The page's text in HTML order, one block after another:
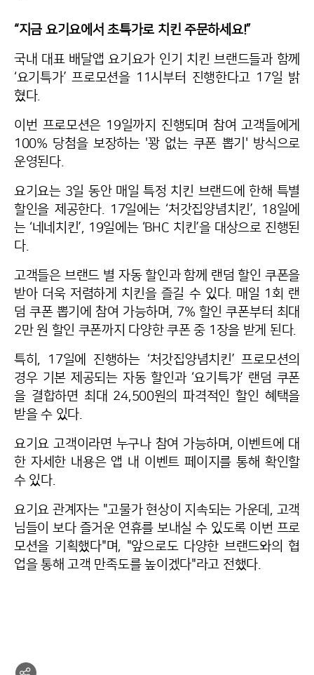
“지금 요기요에서 초특가로 치킨 주문하세요!”
국내 대표 배달앱 요기요가 인기 치킨 브랜드들과 함께
‘요기특가’ 프로모션을 11시부터 진행한다고 17일 밝
혔다.
이번 프로모션은 19일까지 진행되며 참여 고객들에게
100% 당첨을 보장하는 '꽝 없는 쿠폰 뽑기' 방식으로
운영된다.
요기요는 3일 동안 매일 특정 치킨 브랜드에 한해 특별
할인을 제공한다. 17일에는 ‘처갓집양념치킨’, 18일에
는 ‘네네치킨’, 19일에는 ‘BHC 치킨’을 대상으로 진행된
다.
고객들은 브랜드 별 자동 할인과 함께 랜덤 할인 쿠폰을
받아 더욱 저렴하게 치킨을 즐길 수 있다. 매일 1회 랜
덤 쿠폰 뽑기에 참여 가능하며, 7% 할인 쿠폰부터 최대
2만 원 할인 쿠폰까지 다양한 쿠폰 중 1장을 받게 된다.
특히, 17일에 진행하는 ‘처갓집양념치킨’ 프로모션의
경우 기본 제공되는 자동 할인과 ‘요기특가’ 랜덤 쿠폰
을 결합하면 최대 24,500원의 파격적인 할인 혜택을
받을 수 있다.
요기요 고객이라면 누구나 참여 가능하며, 이벤트에 대
한 자세한 내용은 앱 내 이벤트 페이지를 통해 확인할
수 있다.
요기요 관계자는 "고물가 현상이 지속되는 가운데, 고객
님들이 보다 즐거운 연휴를 보내실 수 있도록 이번 프로
모션을 기획했다"며, "앞으로도 다양한 브랜드와의 협
업을 통해 고객 만족도를 높이겠다"라고 전했다.